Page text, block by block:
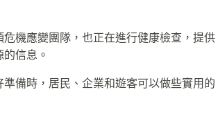
機應變團隊，也正在進行健康檢查，提供
信息。​​
備時，居民、企業和遊客可以做些實用的